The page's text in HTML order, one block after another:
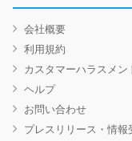
会社概要
利用規約
カスタマーハラスメ
ヘルプ
お問い合わせ
プレスリリース・情報